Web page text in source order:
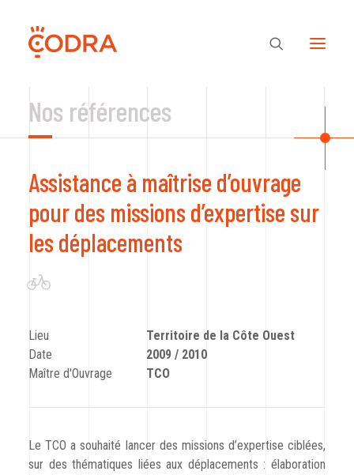
Des valeurs, une équipe
Nos savoir-faire
Notre regard
CODRA recrute
Contact
Nos références
Assistance à maîtrise d’ouvrage
pour des missions d’expertise sur
les déplacements
Lieu
Territoire de la Côte Ouest
Date
2009 / 2010
Maître d'Ouvrage
TCO
Le TCO a souhaité lancer des missions d’expertise ciblées,
sur des thématiques liées aux déplacements : élaboration